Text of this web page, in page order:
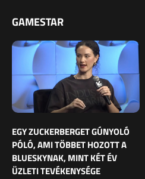
GAMESTAR
EGY ZUCKERBERGET GÚNYOLÓ
PÓLÓ, AMI TÖBBET HOZOTT A
BLUESKYNAK, MINT KÉT ÉV
ÜZLETI TEVÉKENYSÉGE